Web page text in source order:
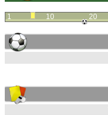
1 10 20